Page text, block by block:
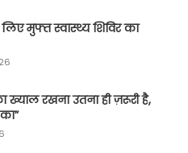
मुफ्त स्वास्थ्य शिविर का
रखना उतना ही ज़रूरी है,